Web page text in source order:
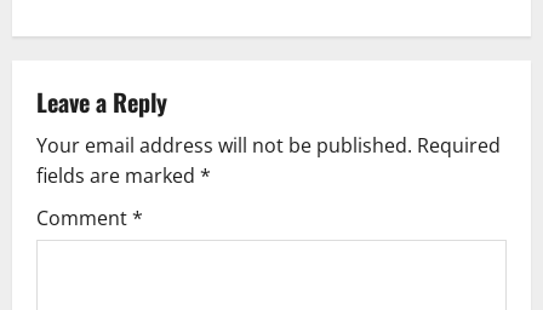
a
v
i
Leave a Reply
Your email address will not be published. Required
fields are marked *
Comment*